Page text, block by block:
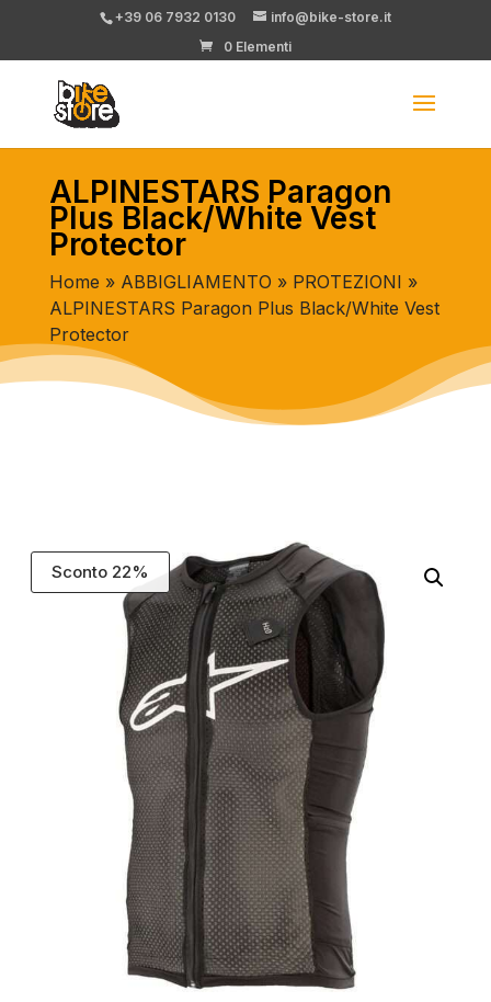
+39 06 7932 0130
info@bike-store.it
0 Elementi
ALPINESTARS Paragon
Plus Black/White Vest
Protector
Home » ABBIGLIAMENTO » PROTEZIONI »
ALPINESTARS Paragon Plus Black/White Vest
Protector
Sconto 22%